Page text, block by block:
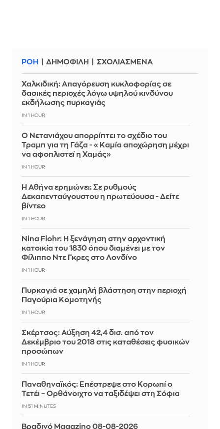
ΡΟΗ ΔΗΜΟΦΙΛΗ ΣΧΟΛΙΑΣΜΕΝΑ
Χαλκιδική: Απαγόρευση κυκλοφορίας σε
δασικές περιοχές λόγω υψηλού κινδύνου
εκδήλωσης πυρκαγιάς
IN 1 HOUR
Ο Νετανιάχου απορρίπτει το σχέδιο του
Τραμπ για τη Γάζα - «Καμία αποχώρηση μέχρι
να αφοπλιστεί η Χαμάς»
IN 1 HOUR
Η Αθήνα ερημώνει: Σε ρυθμούς
Δεκαπενταύγουστου η πρωτεύουσα - Δείτε
βίντεο
IN 1 HOUR
Nina Flohr: Η ξενάγηση στην αρχοντική
κατοικία του 1830 όπου διαμένει με τον
Φίλιππο Ντε Γκρες στο Λονδίνο
IN 1 HOUR
Πυρκαγιά σε χαμηλή βλάστηση στην περιοχή
Παγούρια Κομοτηνής
IN 1 HOUR
Σκέρτσος: Αύξηση 42,4 δισ. από τον
Δεκέμβριο του 2018 στις καταθέσεις φυσικών
προσώπων
IN 1 HOUR
Παναθηναϊκός: Επέστρεψε στο Κορωπί ο
Τετέι – Ορθάνοιχτο να ταξιδέψει στη Σόφια
IN 51 MINUTES
Βραδινό Magazino 08-08-2026